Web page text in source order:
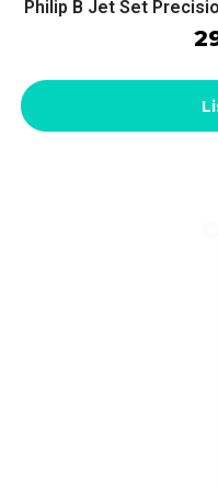
Philip B Jet Set